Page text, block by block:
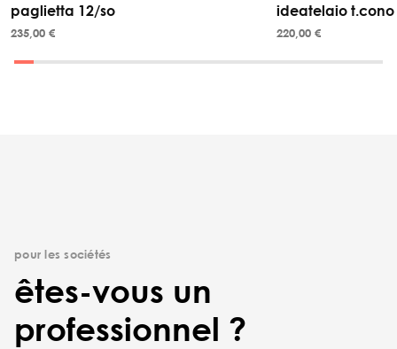
paglietta 12/so
235,00 €
ideatelaio t.cono
220,00 €
pour les sociétés
êtes-vous un
professionnel ?